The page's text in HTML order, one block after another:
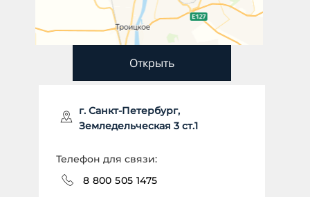
г. Санкт-Петербург,
Земледельческая 3 ст.1
Телефон для связи:
8 800 505 1475
Открыть